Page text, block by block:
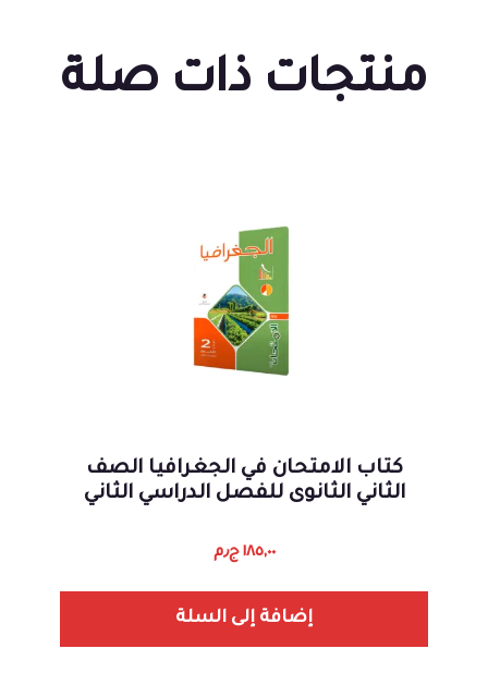
منتجات ذات صلة
كتاب الامتحان في الجغرافيا الصف
الثاني الثانوى للفصل الدراسي الثاني
١٨٥,٠٠ ج٫م
إضافة إلى السلة